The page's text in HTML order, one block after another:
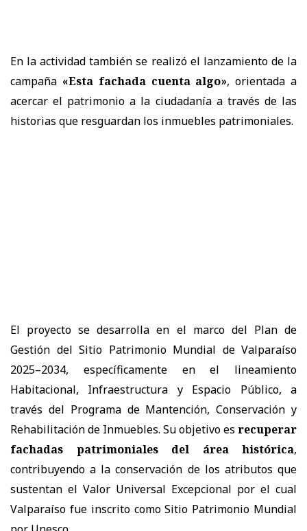
En la actividad también se realizó el lanzamiento de la
campaña «Esta fachada cuenta algo», orientada a
acercar el patrimonio a la ciudadanía a través de las
historias que resguardan los inmuebles patrimoniales.
El proyecto se desarrolla en el marco del Plan de
Gestión del Sitio Patrimonio Mundial de Valparaíso
2025–2034, específicamente en el lineamiento
Habitacional, Infraestructura y Espacio Público, a
través del Programa de Mantención, Conservación y
Rehabilitación de Inmuebles. Su objetivo es recuperar
fachadas patrimoniales del área histórica,
contribuyendo a la conservación de los atributos que
sustentan el Valor Universal Excepcional por el cual
Valparaíso fue inscrito como Sitio Patrimonio Mundial